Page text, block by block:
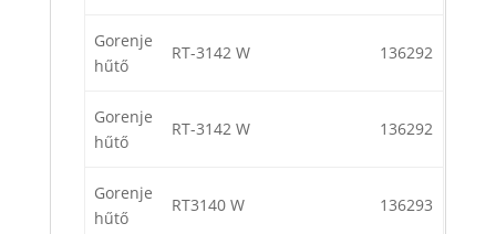
Gorenje
hűtő
RT-3142 W 136292
Gorenje
hűtő
RT-3142 W 136292
Gorenje
hűtő
RT3140 W 136293